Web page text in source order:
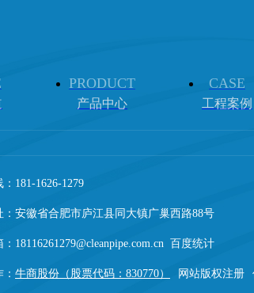
PRODUCT
产品中心
CASE
工程案例
181-1626-1279
：安徽省合肥市庐江县同大镇广巢西路88号
18116261279@cleanpipe.com.cn 百度统计
牛商股份（股票代码：830770） 网站版权注册